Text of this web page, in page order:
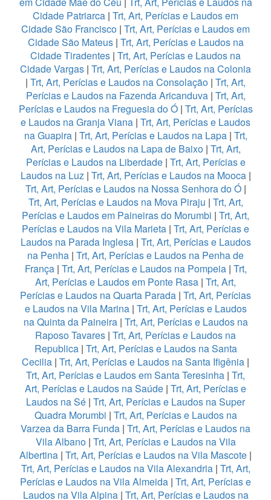
Cidade Patriarca | Trt, Art, Perícias e Laudos em
Cidade São Francisco | Trt, Art, Perícias e Laudos em
Cidade São Mateus| Trt, Art, Perícias e Laudos na
Cidade Tiradentes | Trt, Art, Perícias e Laudos na
Cidade Vargas | Trt, Art, Perícias e Laudos na Colonia
| Trt, Art, Perícias e Laudos na Consolação | Trt, Art,
Perícias e Laudos na Fazenda Aricanduva| Trt, Art,
Perícias e Laudos na Freguesia do Ó| Trt, Art, Perícias
e Laudos na Granja Viana | Trt, Art, Perícias e Laudos
na Guapira| Trt, Art, Perícias e Laudos na Lapa| Trt,
Art, Perícias e Laudos na Lapa de Baixo | Trt, Art,
Perícias e Laudos na Liberdade | Trt, Art, Perícias e
Laudos na Luz| Trt, Art, Perícias e Laudos na Mooca|
Trt, Art, Perícias e Laudos na Nossa Senhora do Ó|
Trt, Art, Perícias e Laudos na Mova Piraju | Trt, Art,
Perícias e Laudos em Paineiras do Morumbi | Trt, Art,
Perícias e Laudos na Vila Marieta | Trt, Art, Perícias e
Laudos na Parada Inglesa | Trt, Art, Perícias e Laudos
na Penha | Trt, Art, Perícias e Laudos na Penha de
França | Trt, Art, Perícias e Laudos na Pompeia| Trt,
Art, Perícias e Laudos em Ponte Rasa | Trt, Art,
Perícias e Laudos na Quarta Parada | Trt, Art, Perícias
e Laudos na Vila Marina| Trt, Art, Perícias e Laudos
na Quinta da Paineira| Trt, Art, Perícias e Laudos na
Raposo Tavares | Trt, Art, Perícias e Laudos na
Republica| Trt, Art, Perícias e Laudos na Santa
Cecilia | Trt, Art, Perícias e Laudos na Santa Ifigênia |
Trt, Art, Perícias e Laudos em Santa Teresinha | Trt,
Art, Perícias e Laudos na Saúde | Trt, Art, Perícias e
Laudos na Sé | Trt, Art, Perícias e Laudos na Super
Quadra Morumbi | Trt, Art, Perícias e Laudos na
Varzea da Barra Funda | Trt, Art, Perícias e Laudos na
Vila Albano| Trt, Art, Perícias e Laudos na Vila
Albertina | Trt, Art, Perícias e Laudos na Vila Mascote |
Trt, Art, Perícias e Laudos na Vila Alexandria| Trt, Art,
Perícias e Laudos na Vila Almeida | Trt, Art, Perícias e
Laudos na Vila Alpina | Trt, Art, Perícias e Laudos na